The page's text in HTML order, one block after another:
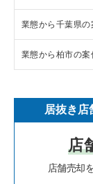
イタリア料理の
中華の居抜き売
寿司の居抜き
焼肉の居抜き
鉄板焼き・お
東京都下の飲食
千葉県の飲食店
神奈川県の飲
大阪府の飲食
兵庫県の飲食
船橋市の飲食店
鎌ヶ谷市の飲食
浦安市の飲食
市川市の飲食
松戸市の飲食
業態から千葉県
千葉県のラーメ
千葉県のイタ
千葉県の中華
千葉県のそば
業態から柏市の案
柏市のイタリ
柏市の焼肉の
柏市の鉄板焼
居抜き店
店
店舗売却